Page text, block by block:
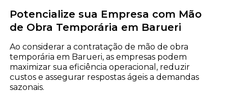
Potencialize sua Empresa com Mão
de Obra Temporária em Barueri
Ao considerar a contratação de mão de obra
temporária em Barueri, as empresas podem
maximizar sua eficiência operacional, reduzir
custos e assegurar respostas ágeis a demandas
sazonais.